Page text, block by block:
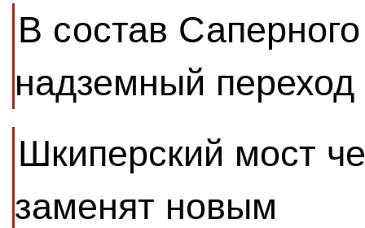
В состав
надземный переход
Шкиперский мост
заменят новым